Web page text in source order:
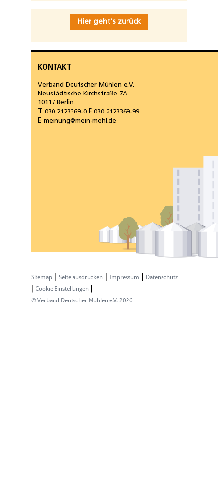
Hier geht's zurück
KONTAKT
Verband Deutscher Mühlen e.V.
Neustädtische Kirchstraße 7A
10117 Berlin
030 2123369-0 F 030 2123369-99
E meinung@mein-mehl.de
Sitemap Seite ausdrucken Impressum
Datenschutz
Cookie Einstellungen
© Verband Deutscher Mühlen e.V. 2026